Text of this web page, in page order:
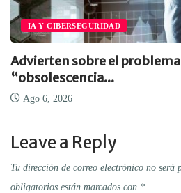
IA Y CIBERSEGURIDAD
Advierten sobre el problema
“obsolescencia...
Ago 6, 2026
Leave a Reply
Tu dirección de correo electrónico no será
obligatorios están marcados con *